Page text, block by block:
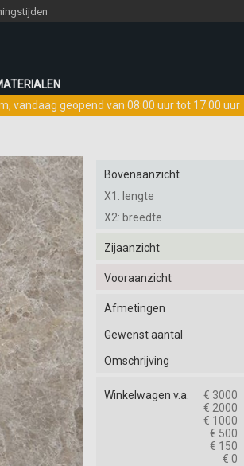
, vandaag geopend van 08:00 uur tot 17:00 uur
Bovenaanzicht
X1: lengte
X2: breedte
Zijaanzicht
Vooraanzicht
Afmetingen
Gewenst aantal
Omschrijving
Winkelwagen v.a. € 3000
€ 2000
€ 1000
€ 500
€ 150
€ 0